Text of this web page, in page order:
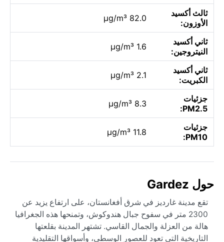
ثالث أكسيد
الأوزون:
82.0 µg/m³
ثاني أكسيد
النيتروجين:
1.6 µg/m³
ثاني أكسيد
الكبريت:
2.1 µg/m³
جزئيات
PM2.5:
8.3 µg/m³
جزئيات
PM10:
11.8 µg/m³
حول Gardez
تقع مدينة غارديز في شرق أفغانستان، على ارتفاع يزيد عن
2300 متر في سفوح جبال هندوكوش، وتمنحها هذه الجغرافيا
هالة من العزلة والجمال القاسي. تشتهر المدينة بقلعتها
التاريخية التي تعود للعصور الوسطى، وأسواقها التقليدية